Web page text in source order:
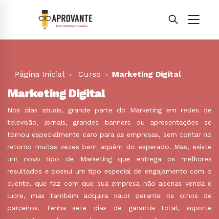
Página Inicial Curso Marketing Digital
Marketing Digital
Nos dias atuais, grande parte do Marketing em redes de
televisão, jornais, grandes banners ou apresentações se
tornou especialmente caro para as empresas, sem contar no
retorno muitas vezes bem aquém do esperado. Mas, existe
um novo tipo de Marketing que entrega os melhores
resultados e possui um tipo especial de engajamento com o
cliente, que faz com que sua empresa não apenas venda e
lucre, mas também adquira valor perante os olhos de
parceiros. Tenha sete dias de garantia total, suporte